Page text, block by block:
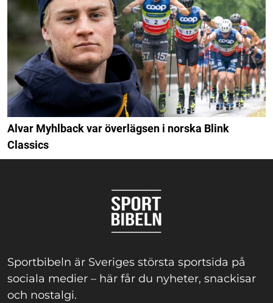
Alvar Myhlback var överlägsen i norska Blink
Classics
Sportbibeln är Sveriges största sportsida på
sociala medier – här får du nyheter, snackisar
och nostalgi.